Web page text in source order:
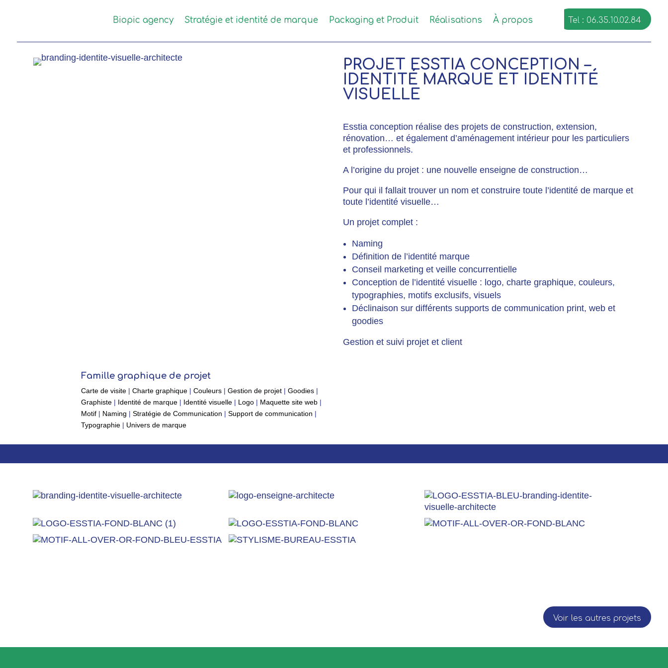
Biopic agency Stratégie et identité de marque Packaging et Produit Réalisations À propos Tel : 06.35.10.02.84
PROJET ESSTIA CONCEPTION –
IDENTITÉ MARQUE ET IDENTITÉ
VISUELLE
Esstia conception réalise des projets de construction, extension,
rénovation… et également d’aménagement intérieur pour les particuliers
et professionnels.
A l’origine du projet : une nouvelle enseigne de construction…
Pour qui il fallait trouver un nom et construire toute l’identité de marque et
toute l’identité visuelle…
Un projet complet :
Naming
Définition de l’identité marque
Conseil marketing et veille concurrentielle
Conception de l’identité visuelle : logo, charte graphique, couleurs,
typographies, motifs exclusifs, visuels
Déclinaison sur différents supports de communication print, web et
goodies
Gestion et suivi projet et client
Famille graphique de projet
Carte de visite| Charte graphique| Couleurs| Gestion de projet| Goodies|
Graphiste| Identité de marque| Identité visuelle| Logo| Maquette site web|
Motif| Naming | Stratégie de Communication | Support de communication |
Typographie| Univers de marque
Voir les autres projets